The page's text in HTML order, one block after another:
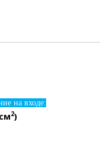
на входе:
2)